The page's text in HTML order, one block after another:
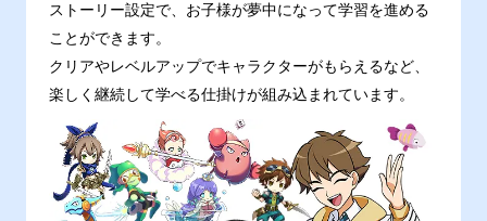
ストーリー設定で、お子様が夢中になって学習を進める
ことができます。
クリアやレベルアップでキャラクターがもらえるなど、
楽しく継続して学べる仕掛けが組み込まれています。